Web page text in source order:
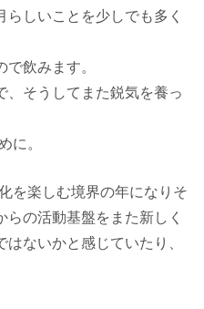
しいことを少しでも多く
飲みます。
、そうしてまた鋭気を養っ
に。
を楽しむ境界の年になりそ
の活動基盤をまた新しく
ないかと感じていたり、